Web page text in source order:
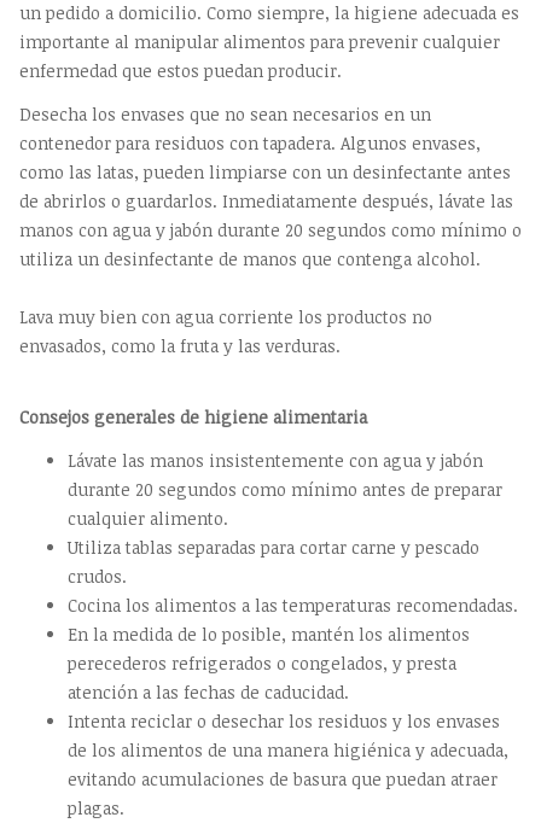
un pedido a domicilio. Como siempre, la higiene adecuada es
importante al manipular alimentos para prevenir cualquier
enfermedad que estos puedan producir.
Desecha los envases que no sean necesarios en un
contenedor para residuos con tapadera. Algunos envases,
como las latas, pueden limpiarse con un desinfectante antes
de abrirlos o guardarlos. Inmediatamente después, lávate las
manos con agua y jabón durante 20 segundos como mínimo o
utiliza un desinfectante de manos que contenga alcohol.
Lava muy bien con agua corriente los productos no
envasados, como la fruta y las verduras.
Consejos generales de higiene alimentaria
Lávate las manos insistentemente con agua y jabón
durante 20 segundos como mínimo antes de preparar
cualquier alimento.
Utiliza tablas separadas para cortar carne y pescado
crudos.
Cocina los alimentos a las temperaturas recomendadas.
En la medida de lo posible, mantén los alimentos
perecederos refrigerados o congelados, y presta
atención a las fechas de caducidad.
Intenta reciclar o desechar los residuos y los envases
de los alimentos de una manera higiénica y adecuada,
evitando acumulaciones de basura que puedan atraer
plagas.